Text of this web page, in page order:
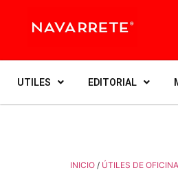
UTILES EDITORIAL
INICIO / ÚTILES DE OFICINA